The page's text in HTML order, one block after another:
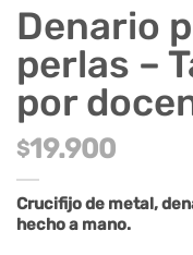
Denario
perlas –
por
$19.900
Crucifijo de metal,
hecho a mano.